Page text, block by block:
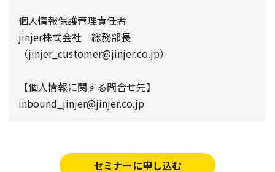
個人情報保護管理責任者
jinjer株式会社 総務部長
（jinjer_customer@jinjer.co.jp）
【個人情報に関する問合せ先】
inbound_jinjer@jinjer.co.jp
セミナーに申し込む